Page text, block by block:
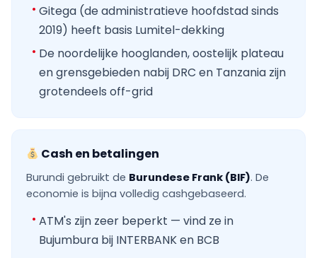
Gitega (de administratieve hoofdstad sinds
2019) heeft basis Lumitel-dekking
De noordelijke hooglanden, oostelijk plateau
en grensgebieden nabij DRC en Tanzania zijn
grotendeels off-grid
Cash en betalingen
Burundi gebruikt de Burundese Frank (BIF). De
economie is bijna volledig cashgebaseerd.
ATM's zijn zeer beperkt — vind ze in
Bujumbura bij INTERBANK en BCB